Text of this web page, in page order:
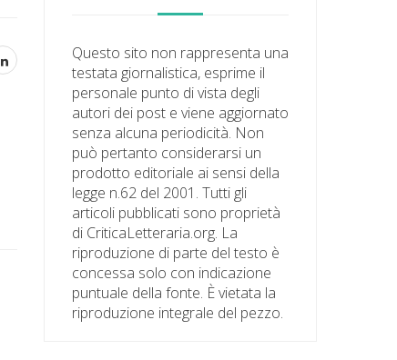
Questo sito non rappresenta una
testata giornalistica, esprime il
personale punto di vista degli
autori dei post e viene aggiornato
senza alcuna periodicità. Non
può pertanto considerarsi un
prodotto editoriale ai sensi della
legge n.62 del 2001. Tutti gli
articoli pubblicati sono proprietà
di CriticaLetteraria.org. La
riproduzione di parte del testo è
concessa solo con indicazione
puntuale della fonte. È vietata la
riproduzione integrale del pezzo.